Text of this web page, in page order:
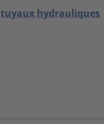
tuyaux hydrauliques